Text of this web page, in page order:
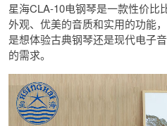
星海CLA-10电钢琴是一款性价比
外观、优美的音质和实用的功能
是想体验古典钢琴还是现代电子
的需求。